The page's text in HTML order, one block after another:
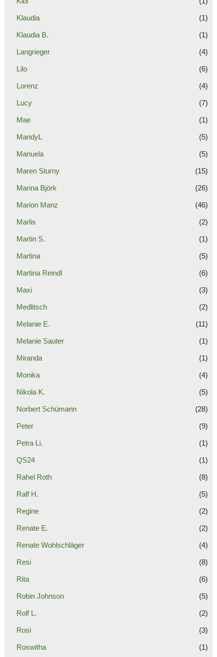
Klaudia (1)
Klaudia B. (1)
Langrieger (4)
Lilo (6)
Lorenz (4)
Lucy (7)
Mae (1)
MandyL (5)
Manuela (5)
Maren Sturny (15)
Marina Björk (26)
Marion Manz (46)
Marlis (2)
Martin S. (1)
Martina (5)
Martina Reindl (6)
Maxi (3)
Medlitsch (2)
Melanie E. (11)
Melanie Sauter (1)
Miranda (1)
Monika (4)
Nikola K. (5)
Norbert Schümann (28)
Peter (9)
Petra Li. (1)
QS24 (1)
Rahel Roth (8)
Ralf H. (5)
Regine (2)
Renate E. (2)
Renate Wohlschläger (4)
Resi (8)
Rita (6)
Robin Johnson (5)
Rolf L. (2)
Rosi (3)
Roswitha (1)